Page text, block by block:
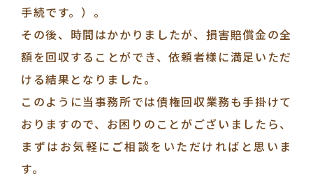
手続です。）。
その後、時間はかかりましたが、損害賠償金の全
額を回収することができ、依頼者様に満足いただ
ける結果となりました。
このように当事務所では債権回収業務も手掛けて
おりますので、お困りのことがございましたら、
まずはお気軽にご相談をいただければと思いま
す。